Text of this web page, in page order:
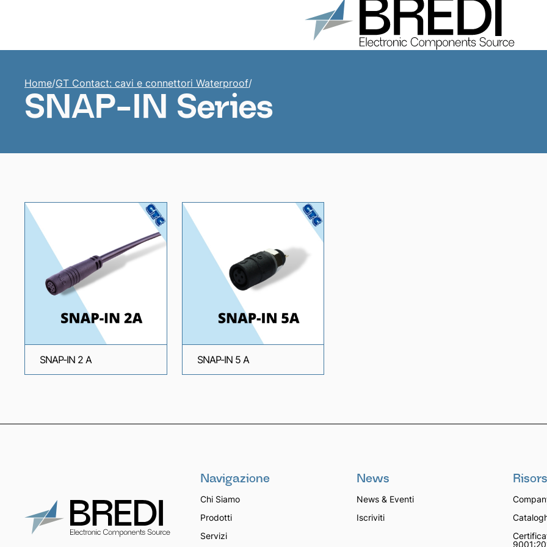
Prodotti Chi Siamo Cataloghi Contatti
Home/GT Contact: cavi e connettori Waterproof/
SNAP-IN Series
SNAP-IN 2 A SNAP-IN 5 A
Navigazione
Chi Siamo
Prodotti
Servizi
News
News & Eventi
Iscriviti